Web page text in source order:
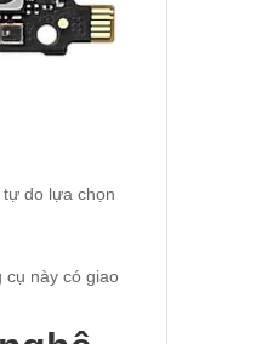
do lựa chọn
cụ này có giao